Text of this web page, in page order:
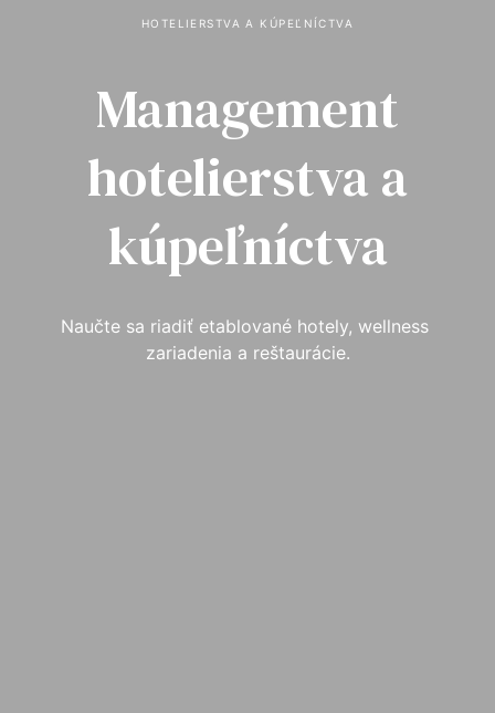
HOTELIERSTVA A KÚPEĽNÍCTVA
Management
hotelierstva a
kúpeľníctva
Naučte sa riadiť etablované hotely, wellness
zariadenia a reštaurácie.